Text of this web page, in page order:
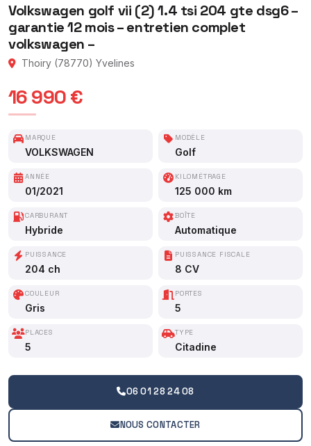
Volkswagen golf vii (2) 1.4 tsi 204 gte dsg6 –
garantie 12 mois – entretien complet
volkswagen –
Thoiry (78770) Yvelines
16 990 €
MARQUE
VOLKSWAGEN
MODÈLE
Golf
ANNÉE
01/2021
KILOMÉTRAGE
125 000 km
CARBURANT
Hybride
BOÎTE
Automatique
PUISSANCE
204 ch
PUISSANCE FISCALE
8 CV
COULEUR
Gris
PORTES
5
PLACES
5
TYPE
Citadine
06 01 28 24 08
NOUS CONTACTER